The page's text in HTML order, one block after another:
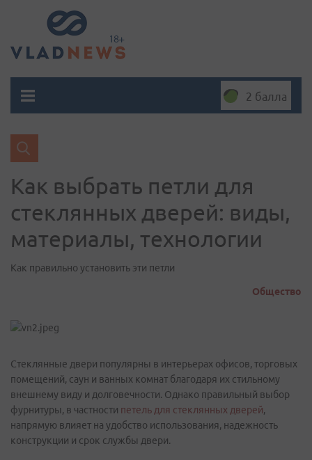
2 балла
Как выбрать петли для
стеклянных дверей: виды,
материалы, технологии
Как правильно установить эти петли
Общество
Стеклянные двери популярны в интерьерах офисов, торговых
помещений, саун и ванных комнат благодаря их стильному
внешнему виду и долговечности. Однако правильный выбор
фурнитуры, в частности петель для стеклянных дверей,
напрямую влияет на удобство использования, надежность
конструкции и срок службы двери.